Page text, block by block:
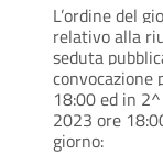
L’ordine del
relativo alla
seduta
convocazione
18:00 ed in
2023 ore
giorno: